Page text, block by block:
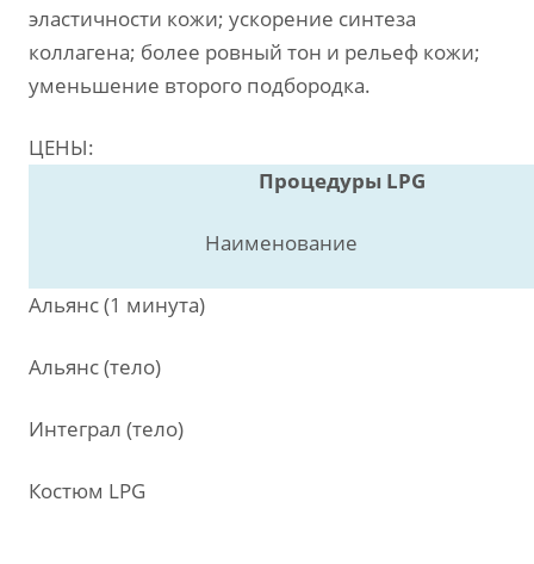
эластичности кожи; ускорение синтеза
коллагена; более ровный тон и рельеф кожи;
уменьшение второго подбородка.
ЦЕНЫ:
Процедуры LPG
Наименование
Альянс (1 минута)
Альянс (тело)
Интеграл (тело)
Костюм LPG